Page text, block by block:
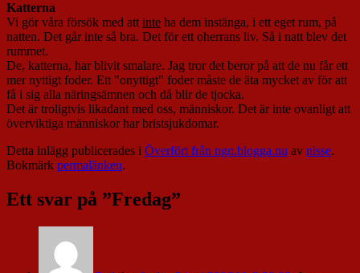
Katterna
Vi gör våra försök med attinte ha dem instänga, i ett eget rum, på
natten. Det går inte så bra. Det för ett oherrans liv. Så i natt blev det
rummet.
De, katterna, har blivit smalare. Jag tror det beror på att de nu får ett
mer nyttigt foder. Ett "onyttigt" foder måste de äta mycket av för att
få i sig alla näringsämnen och då blir de tjocka.
Det är troligtvis likadant med oss, människor. Det är inte ovanligt att
överviktiga människor har bristsjukdomar.
Detta inlägg publicerades i Överfört från ngn.blogga.nu av nisse.
Bokmärk permalänken.
Ett svar på ”Fredag”